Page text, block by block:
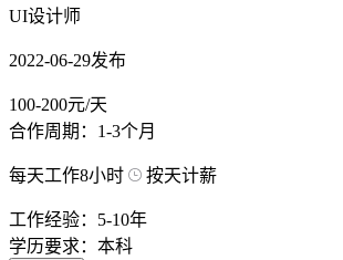
UI设计师
2022-06-29发布
100-200元/天
合作周期：1-3个月
每天工作8小时 按天计薪
工作经验：5-10年
学历要求：本科